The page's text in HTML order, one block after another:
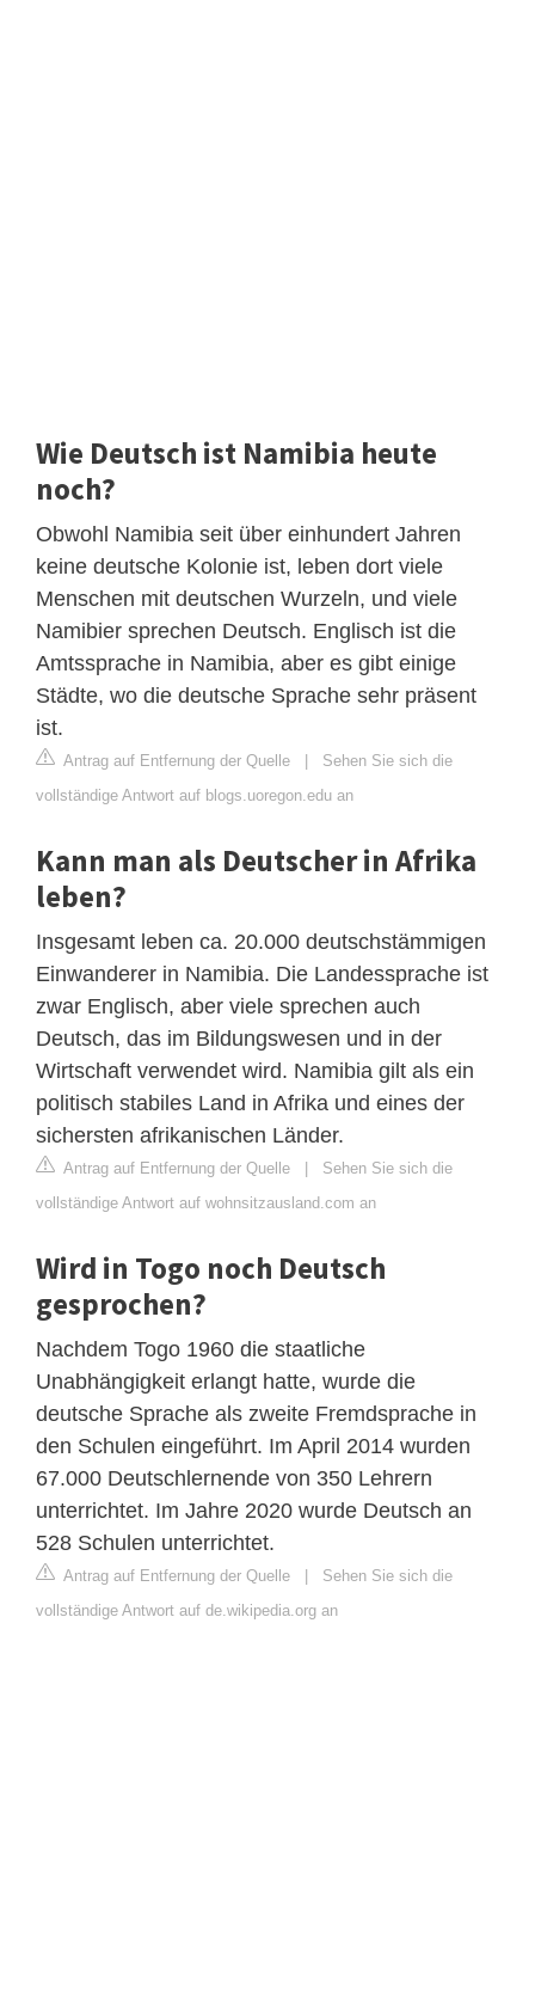
Wie Deutsch ist Namibia heute
noch?
Obwohl Namibia seit über einhundert Jahren
keine deutsche Kolonie ist, leben dort viele
Menschen mit deutschen Wurzeln, und viele
Namibier sprechen Deutsch. Englisch ist die
Amtssprache in Namibia, aber es gibt einige
Städte, wo die deutsche Sprache sehr präsent
ist.
Antrag auf Entfernung der Quelle | Sehen Sie sich die
vollständige Antwort auf blogs.uoregon.edu an
Kann man als Deutscher in Afrika
leben?
Insgesamt leben ca. 20.000 deutschstämmigen
Einwanderer in Namibia. Die Landessprache ist
zwar Englisch, aber viele sprechen auch
Deutsch, das im Bildungswesen und in der
Wirtschaft verwendet wird. Namibia gilt als ein
politisch stabiles Land in Afrika und eines der
sichersten afrikanischen Länder.
Antrag auf Entfernung der Quelle | Sehen Sie sich die
vollständige Antwort auf wohnsitzausland.com an
Wird in Togo noch Deutsch
gesprochen?
Nachdem Togo 1960 die staatliche
Unabhängigkeit erlangt hatte, wurde die
deutsche Sprache als zweite Fremdsprache in
den Schulen eingeführt. Im April 2014 wurden
67.000 Deutschlernende von 350 Lehrern
unterrichtet. Im Jahre 2020 wurde Deutsch an
528 Schulen unterrichtet.
Antrag auf Entfernung der Quelle | Sehen Sie sich die
vollständige Antwort auf de.wikipedia.org an